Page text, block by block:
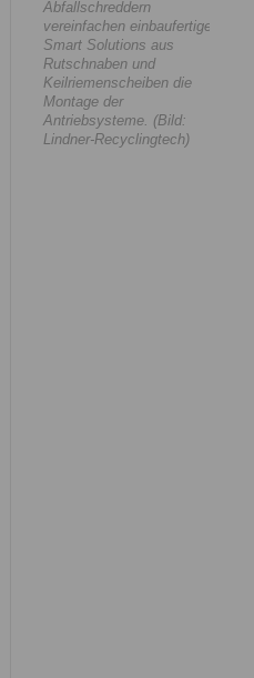
Abfallschreddern
vereinfachen einbaufertige
Smart Solutions aus
Rutschnaben und
Keilriemenscheiben die
Montage der
Antriebsysteme. (Bild:
Lindner-Recyclingtech)